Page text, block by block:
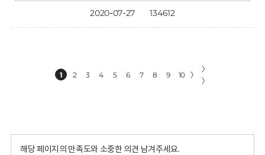
2020-07-27 134612
1 2 3 4 5 6 7 8 9 10 〉
〉
〉
해당 페이지의 만족도와 소중한 의견 남겨주세요.